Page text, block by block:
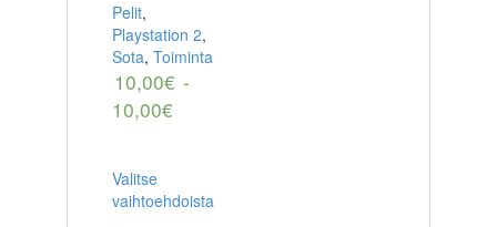
Pelit,
Playstation 2,
Sota, Toiminta
10,00€ -
10,00€
Valitse
vaihtoehdoista